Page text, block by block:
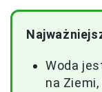
Woda
na